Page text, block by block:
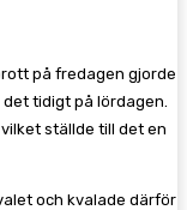
på fredagen gjorde
tidigt på lördagen.
ställde till det en
och kvalade därför